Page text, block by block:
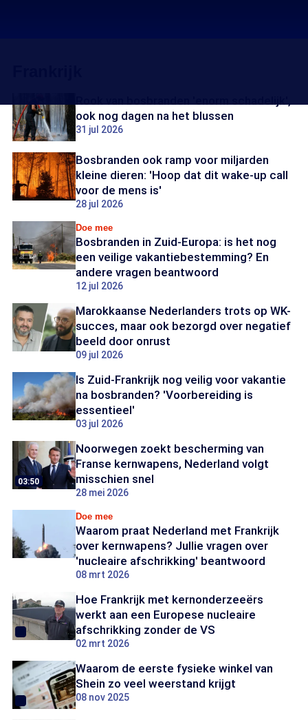
ook nog dagen na het blussen
31 jul 2026
Bosbranden ook ramp voor miljarden
kleine dieren: 'Hoop dat dit wake-up call
voor de mens is'
28 jul 2026
Doe mee
Bosbranden in Zuid-Europa: is het nog
een veilige vakantiebestemming? En
andere vragen beantwoord
12 jul 2026
Marokkaanse Nederlanders trots op WK-
succes, maar ook bezorgd over negatief
beeld door onrust
09 jul 2026
Is Zuid-Frankrijk nog veilig voor vakantie
na bosbranden? 'Voorbereiding is
essentieel'
03 jul 2026
03:50
Noorwegen zoekt bescherming van
Franse kernwapens, Nederland volgt
misschien snel
28 mei 2026
Doe mee
Waarom praat Nederland met Frankrijk
over kernwapens? Jullie vragen over
'nucleaire afschrikking' beantwoord
08 mrt 2026
Hoe Frankrijk met kernonderzeeërs
werkt aan een Europese nucleaire
afschrikking zonder de VS
02 mrt 2026
Waarom de eerste fysieke winkel van
Shein zo veel weerstand krijgt
08 nov 2025